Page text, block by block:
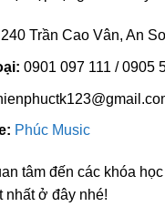
240 Trần Cao Vân, An
0901 097 111 / 0905
Phúc Music
tâm đến các khóa
nhất ở đây nhé!